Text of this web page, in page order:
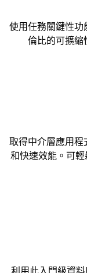
使用任務關鍵性
倫比的可擴縮
取得中介層應用
和快速效能。可